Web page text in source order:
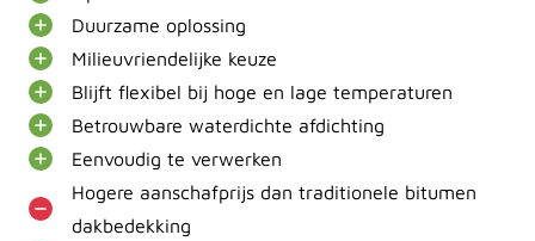
Duurzame oplossing
Milieuvriendelijke keuze
Blijft flexibel bij hoge en lage temperaturen
Betrouwbare waterdichte afdichting
Eenvoudig te verwerken
Hogere aanschafprijs dan traditionele bitumen
dakbedekking